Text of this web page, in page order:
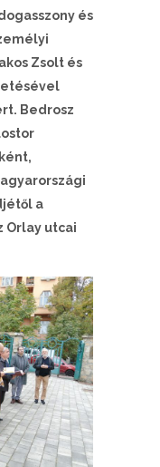
és
Zsolt és
Bedrosz
a
Orlay utcai